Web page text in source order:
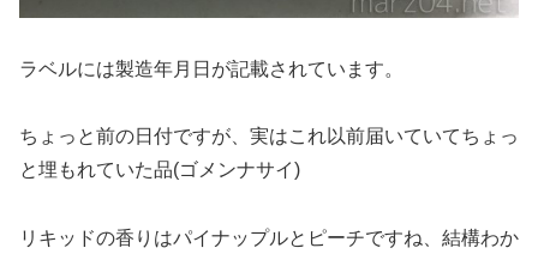
ラベルには製造年月日が記載されています。
ちょっと前の日付ですが、実はこれ以前届いていてちょっ
と埋もれていた品(ゴメンナサイ)
リキッドの香りはパイナップルとピーチですね、結構わか